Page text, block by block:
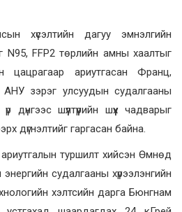
хүсэлтийн дагуу эмнэлгийн
N95, FFP2 төрлийн амны хаалтыг
цацрагаар ариутгасан Франц,
зэрэг улсуудын судалгааны
дүнгээс шүүлтүүрийн шүүх чадварыг
дүгнэлтийг гаргасан байна.
туршилт хийсэн Өмнөд
судалгааны хүрээлэнгийн
хэлтсийн дарга Бюнгнам